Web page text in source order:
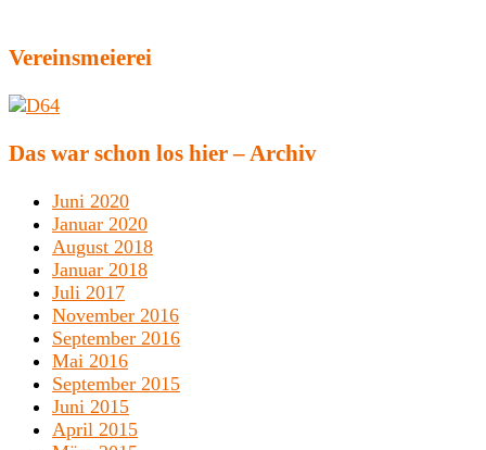
Vereinsmeierei
Das war schon los hier – Archiv
Juni 2020
Januar 2020
August 2018
Januar 2018
Juli 2017
November 2016
September 2016
Mai 2016
September 2015
Juni 2015
April 2015